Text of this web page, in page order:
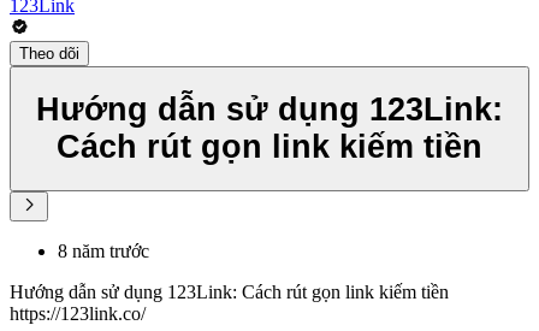
123Link
Theo dõi
Hướng dẫn sử dụng 123Link:
Cách rút gọn link kiếm tiền
8 năm trước
Hướng dẫn sử dụng 123Link: Cách rút gọn link kiếm tiền
https://123link.co/